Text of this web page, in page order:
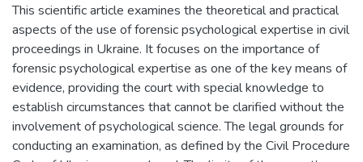
This scientific article examines the theoretical and practical
aspects of the use of forensic psychological expertise in civil
proceedings in Ukraine. It focuses on the importance of
forensic psychological expertise as one of the key means of
evidence, providing the court with special knowledge to
establish circumstances that cannot be clarified without the
involvement of psychological science. The legal grounds for
conducting an examination, as defined by the Civil Procedure